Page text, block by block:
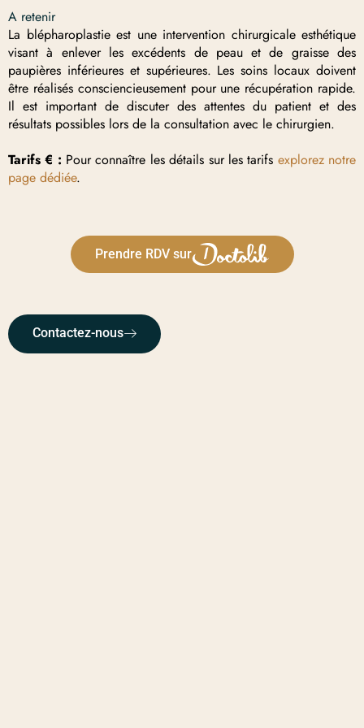
A retenir
La blépharoplastie est une intervention chirurgicale esthétique
visant à enlever les excédents de peau et de graisse des
paupières inférieures et supérieures. Les soins locaux doivent
être réalisés consciencieusement pour une récupération rapide.
Il est important de discuter des attentes du patient et des
résultats possibles lors de la consultation avec le chirurgien.
Tarifs € : Pour connaître les détails sur les tarifs explorez notre
page dédiée.
Prendre RDV sur
Contactez-nous